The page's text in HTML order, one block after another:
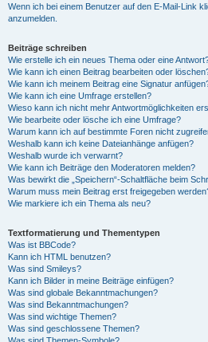
Wenn ich bei einem Benutzer auf den E-Mail-Link
anzumelden.
Beiträge schreiben
Wie erstelle ich ein neues Thema oder eine
Wie kann ich einen Beitrag bearbeiten oder
Wie kann ich meinem Beitrag eine Signatur
Wie kann ich eine Umfrage erstellen?
Wieso kann ich nicht mehr Antwortmöglichkeiten
Wie bearbeite oder lösche ich eine Umfrage?
Warum kann ich auf bestimmte Foren nicht
Weshalb kann ich keine Dateianhänge anfügen?
Weshalb wurde ich verwarnt?
Wie kann ich Beiträge den Moderatoren melden?
Was bewirkt die „Speichern“-Schaltfläche beim
Warum muss mein Beitrag erst freigegeben
Wie markiere ich ein Thema als neu?
Textformatierung und Thementypen
Was ist BBCode?
Kann ich HTML benutzen?
Was sind Smileys?
Kann ich Bilder in meine Beiträge einfügen?
Was sind globale Bekanntmachungen?
Was sind Bekanntmachungen?
Was sind wichtige Themen?
Was sind geschlossene Themen?